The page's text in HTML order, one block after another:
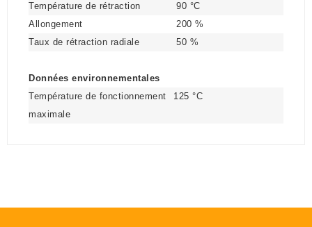
Température de rétraction
90 °C
Allongement
200 %
Taux de rétraction radiale
50 %
Données environnementales
Température de fonctionnement
maximale
125 °C